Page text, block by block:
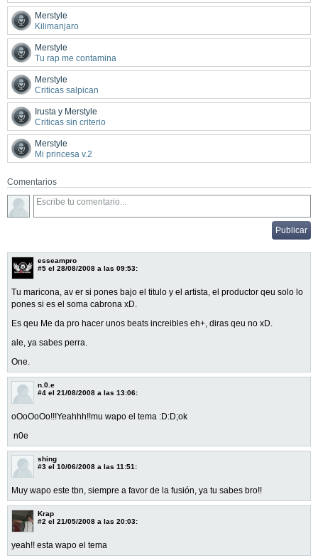
Merstyle
Kilimanjaro
Merstyle
Tu rap me contamina
Merstyle
Criticas salpican
Irusta y Merstyle
Criticas sin criterio
Merstyle
Mi princesa v.2
Comentarios
esseampro
#5 el 28/08/2008 a las 09:53:
Tu maricona, av er si pones bajo el titulo y el artista, el productor qeu solo lo
pones si es el soma cabrona xD.
Es qeu Me da pro hacer unos beats increibles eh+, diras qeu no xD.
ale, ya sabes perra.
One.
n.0.e
#4 el 21/08/2008 a las 13:06:
oOoOoOo!!!Yeahhh!!mu wapo el tema :D:D;ok
n0e
shing
#3 el 10/06/2008 a las 11:51:
Muy wapo este tbn, siempre a favor de la fusión, ya tu sabes bro!!
Krap
#2 el 21/05/2008 a las 20:03:
yeah!! esta wapo el tema